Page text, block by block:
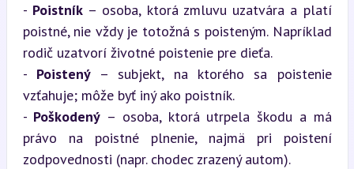
- Poistník – osoba, ktorá zmluvu uzatvára a platí
poistné, nie vždy je totožná s poisteným. Napríklad
rodič uzatvorí životné poistenie pre dieťa.
- Poistený – subjekt, na ktorého sa poistenie
vzťahuje; môže byť iný ako poistník.
- Poškodený – osoba, ktorá utrpela škodu a má
právo na poistné plnenie, najmä pri poistení
zodpovednosti (napr. chodec zrazený autom).